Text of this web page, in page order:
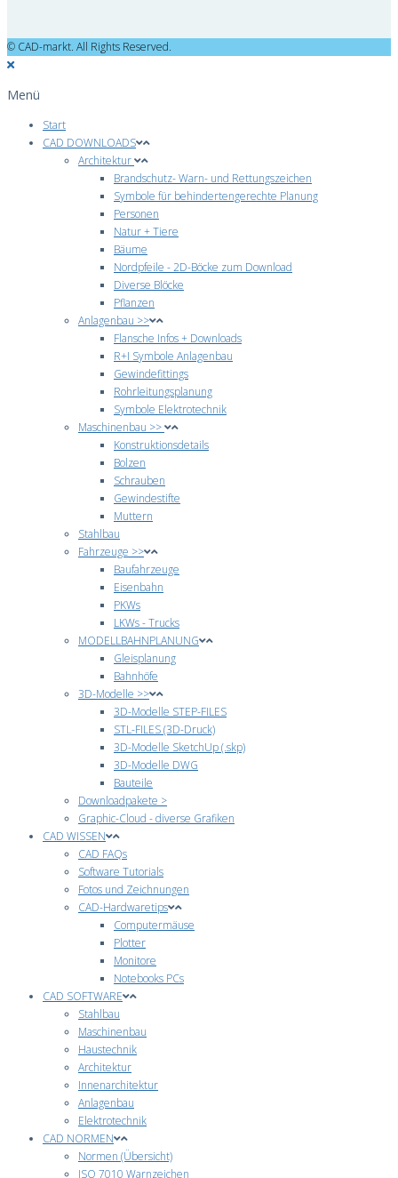
© CAD-markt. All Rights Reserved.
Menü
Start
CAD DOWNLOADS
Architektur
Brandschutz- Warn- und Rettungszeichen
Symbole für behindertengerechte Planung
Personen
Natur + Tiere
Bäume
Nordpfeile - 2D-Böcke zum Download
Diverse Blöcke
Pflanzen
Anlagenbau >>
Flansche Infos + Downloads
R+I Symbole Anlagenbau
Gewindefittings
Rohrleitungsplanung
Symbole Elektrotechnik
Maschinenbau >>
Konstruktionsdetails
Bolzen
Schrauben
Gewindestifte
Muttern
Stahlbau
Fahrzeuge >>
Baufahrzeuge
Eisenbahn
PKWs
LKWs - Trucks
MODELLBAHNPLANUNG
Gleisplanung
Bahnhöfe
3D-Modelle >>
3D-Modelle STEP-FILES
STL-FILES (3D-Druck)
3D-Modelle SketchUp (.skp)
3D-Modelle DWG
Bauteile
Downloadpakete >
Graphic-Cloud - diverse Grafiken
CAD WISSEN
CAD FAQs
Software Tutorials
Fotos und Zeichnungen
CAD-Hardwaretips
Computermäuse
Plotter
Monitore
Notebooks PCs
CAD SOFTWARE
Stahlbau
Maschinenbau
Haustechnik
Architektur
Innenarchitektur
Anlagenbau
Elektrotechnik
CAD NORMEN
Normen (Übersicht)
ISO 7010 Warnzeichen